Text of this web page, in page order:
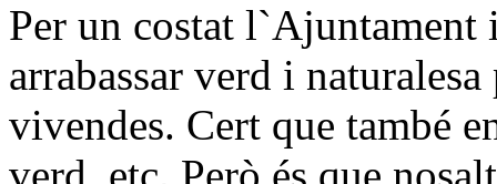
Per un costat l`Ajuntament
arrabassar verd i
vivendes. Cert que també